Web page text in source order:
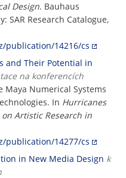
Design. Bauhaus
SAR Research Catalogue,
publication/14216/cs
and Their Potential in
na konferencích
Maya Numerical Systems
In Hurricanes
Artistic Research in
publication/14277/cs
in New Media Design k